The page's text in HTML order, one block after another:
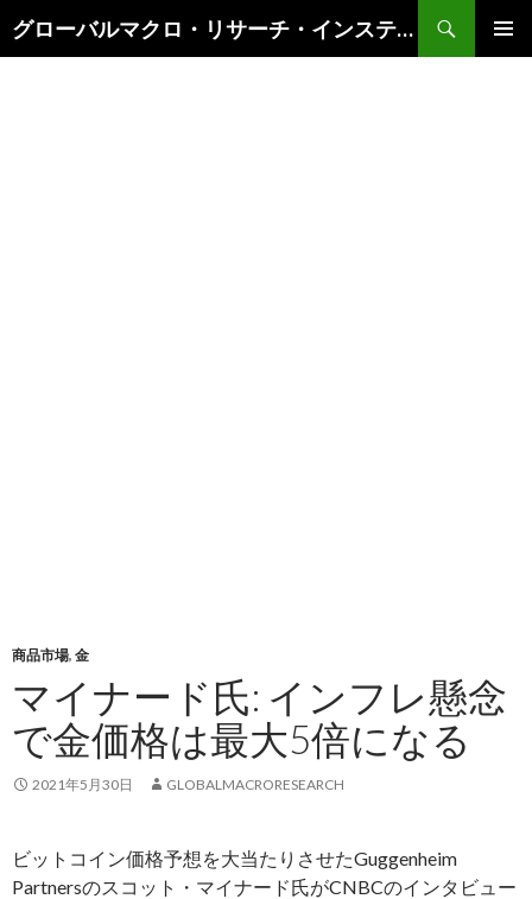
グローバルマクロ・リサーチ・インスティテュート
索
商品市場, 金
マイナード氏: インフレ懸念
で金価格は最大5倍になる
2021年5月30日 GLOBALMACRORESEARCH
ビットコイン価格予想を大当たりさせたGuggenheim
Partnersのスコット・マイナード氏がCNBCのインタビュー